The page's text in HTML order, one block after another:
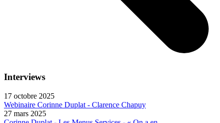
Interviews
17 octobre 2025
Webinaire Corinne Duplat - Clarence Chapuy
27 mars 2025